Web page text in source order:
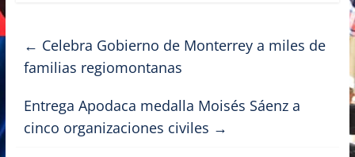
e
b
o
k
o
d
n
l p
ar
← Celebra Gobierno de Monterrey a miles de
familias regiomontanas
Entrega Apodaca medalla Moisés Sáenz a
cinco organizaciones civiles →